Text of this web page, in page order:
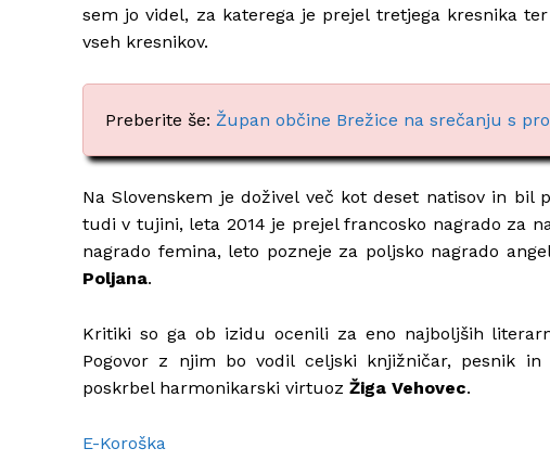
sem jo videl, za katerega je prejel tretjega kresnika
vseh kresnikov.
Preberite še: Župan občine Brežice na srečanju s
Na Slovenskem je doživel več kot deset natisov in bil
tudi v tujini, leta 2014 je prejel francosko nagrado za
nagrado femina, leto pozneje za poljsko nagrado
Poljana.
Kritiki so ga ob izidu ocenili za eno najboljših
Pogovor z njim bo vodil celjski knjižničar, pesnik in
poskrbel harmonikarski virtuoz Žiga Vehovec.
E-Koroška